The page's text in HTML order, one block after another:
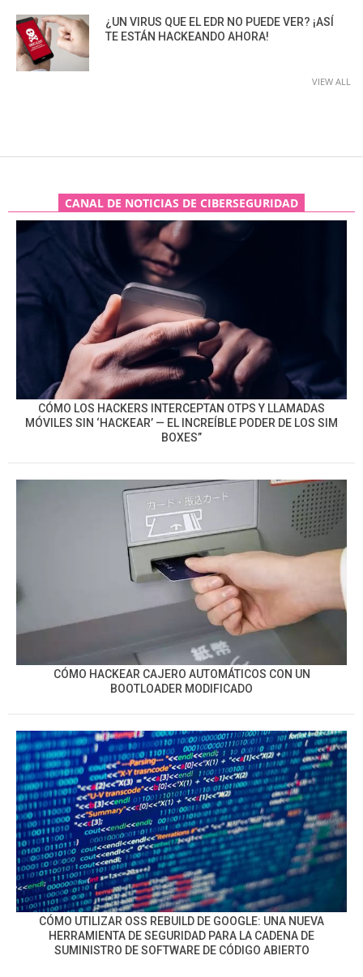
¿UN VIRUS QUE EL EDR NO PUEDE VER? ¡ASÍ
TE ESTÁN HACKEANDO AHORA!
VIEW ALL
CANAL DE NOTICIAS DE CIBERSEGURIDAD
CÓMO LOS HACKERS INTERCEPTAN OTPS Y LLAMADAS
MÓVILES SIN ‘HACKEAR’ — EL INCREÍBLE PODER DE LOS SIM
BOXES”
CÓMO HACKEAR CAJERO AUTOMÁTICOS CON UN
BOOTLOADER MODIFICADO
CÓMO UTILIZAR OSS REBUILD DE GOOGLE: UNA NUEVA
HERRAMIENTA DE SEGURIDAD PARA LA CADENA DE
SUMINISTRO DE SOFTWARE DE CÓDIGO ABIERTO